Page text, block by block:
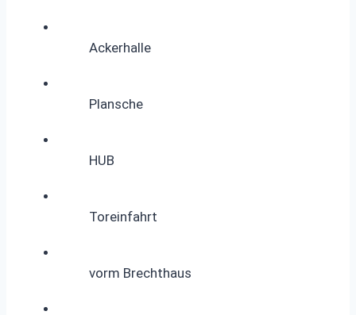
Ackerhalle
Plansche
HUB
Toreinfahrt
vorm Brechthaus